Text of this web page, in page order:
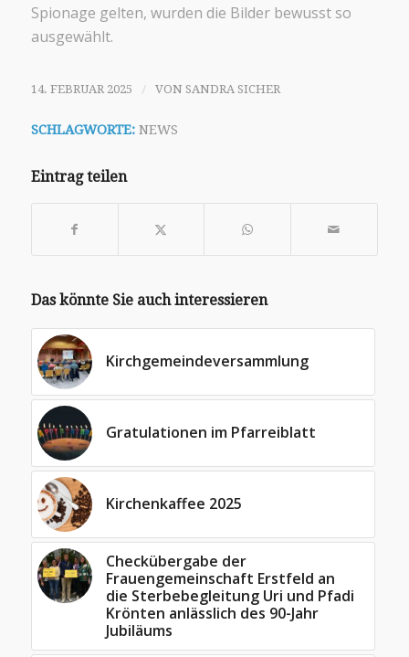
Spionage gelten, wurden die Bilder bewusst so
ausgewählt.
14. FEBRUAR 2025 / VON SANDRA SICHER
SCHLAGWORTE: NEWS
Eintrag teilen
Das könnte Sie auch interessieren
Kirchgemeindeversammlung
Gratulationen im Pfarreiblatt
Kirchenkaffee 2025
Checkübergabe der
Frauengemeinschaft Erstfeld an
die Sterbebegleitung Uri und Pfadi
Krönten anlässlich des 90-Jahr
Jubiläums